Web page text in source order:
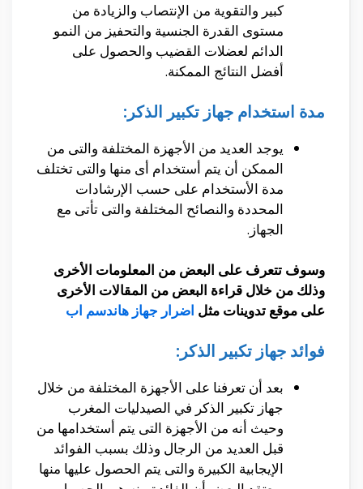
كبير والتقوية من الإنتصاب والزيادة من
مستوى القدرة الجنسية والتحفيز من النمو
الدائم لعضلات القضيب والحصول على
أفضل النتائج الممكنة.
مدة استخدام جهاز تكبير الذكر:
يوجد العديد من الأجهزة المختلفة والتى من
الممكن أن يتم أستخدام أى منها والتى تختلف
مدة الأستخدام على حسب الإرشادات
المحددة والنصائح المختلفة والتى تأتى مع
الجهاز.
وسوف تتعرف على البعض من المعلومات الأخرى
وذلك من خلال قراءة البعض من المقالات الأخرى
على موقع تدوينات مثل اضرار جهاز هاندسم اب
فوائد جهاز تكبير الذكر:
بعد أن تعرفنا على الأجهزة المختلفة من خلال
جهاز تكبير الذكر في الصيدليات المغرب
وحيث أنه من الأجهزة التى يتم أستخدامها من
قبل العديد من الرجال وذلك بسبب الفوائد
الإيجابية الكبيرة والتى يتم الحصول عليها منها